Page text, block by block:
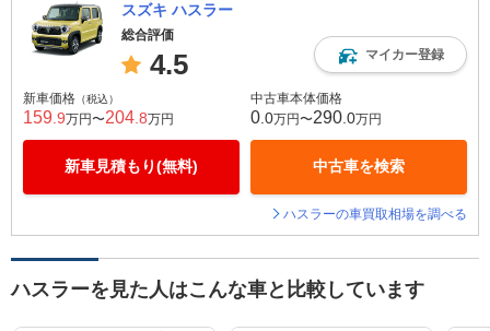
スズキ ハスラー
総合評価
4.5 マイカー登録
新車価格 （税込）
159 .9万円〜204 .8万円
新車見積もり(無料)
中古車本体価格
0 .0万円〜290 .0万円
中古車を検索
ハスラーの車買取相場を調べる
ハスラーを見た人はこんな車と比較しています